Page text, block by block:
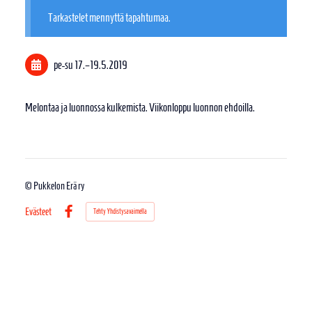
Tarkastelet mennyttä tapahtumaa.
pe-su 17.–19.5.2019
Melontaa ja luonnossa kulkemista. Viikonloppu luonnon ehdoilla.
© Pukkelon Erä ry
Evästeet
Facebook
Tehty Yhdistysavaimella